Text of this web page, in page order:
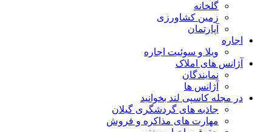
گلخانه
زمین کشاورزی
آپارتمان
اجاره
ویلا و سوئیت اجاره
آژانس های املاک
نمایندگان
آژانس ها
در مجله کاسپی لند بخوانید
جاذبه های گردشگری گیلان
مهارت های مذاکره و فروش